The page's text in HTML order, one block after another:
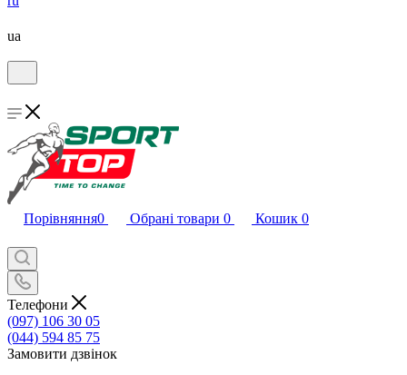
ua
Порівняння0 Обрані товари 0 Кошик 0
Телефони
(097) 106 30 05
(044) 594 85 75
Замовити дзвінок